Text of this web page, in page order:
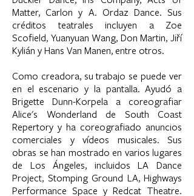
Matter, Carlon y A. Ordaz Dance. Sus
créditos teatrales incluyen a Zoe
Scofield, Yuanyuan Wang, Don Martin, Jiří
Kylián y Hans Van Manen, entre otros.
Como creadora, su trabajo se puede ver
en el escenario y la pantalla. Ayudó a
Brigette Dunn-Korpela a coreografiar
Alice's Wonderland de South Coast
Repertory y ha coreografiado anuncios
comerciales y vídeos musicales. Sus
obras se han mostrado en varios lugares
de Los Ángeles, incluidos LA Dance
Project, Stomping Ground LA, Highways
Performance Space y Redcat Theatre.